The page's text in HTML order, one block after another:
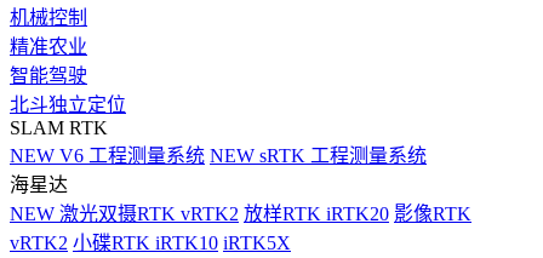
机械控制
精准农业
智能驾驶
北斗独立定位
SLAM RTK
NEW V6 工程测量系统 NEW sRTK 工程测量系统
海星达
NEW 激光双摄RTK vRTK2 放样RTK iRTK20 影像RTK
vRTK2 小碟RTK iRTK10 iRTK5X